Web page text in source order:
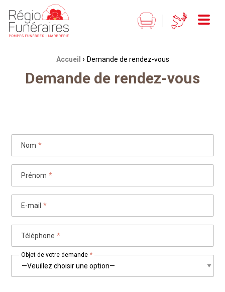
Régio Funéraires Pompes funèbres - marbrerie
Menu
Accueil › Demande de rendez-vous
Demande de rendez-vous
Nom *
Prénom *
E-mail *
Téléphone *
Objet de votre demande *